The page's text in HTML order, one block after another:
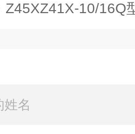
Z45XZ41X-10/16Q